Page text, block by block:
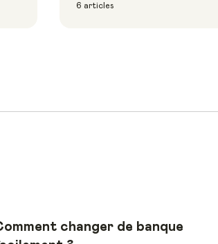
6 articles
changer de banque